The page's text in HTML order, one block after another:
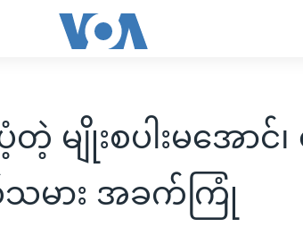
မျိုးစပါးမအောင်
မား အခက်ကြုံ